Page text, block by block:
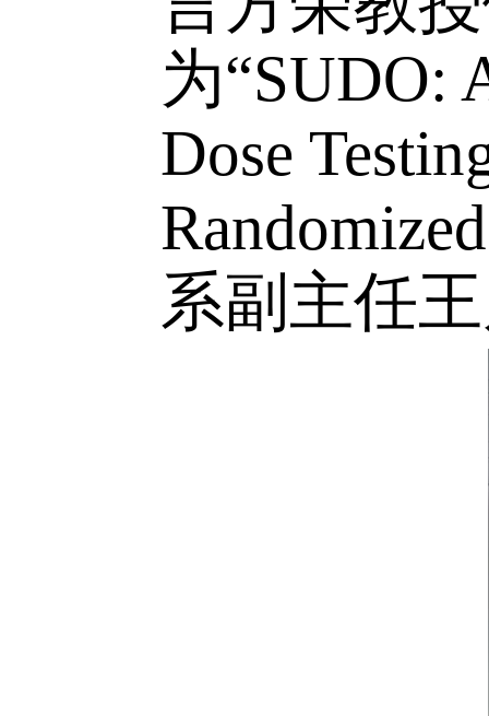
2025年1
言方荣教
为
Dose